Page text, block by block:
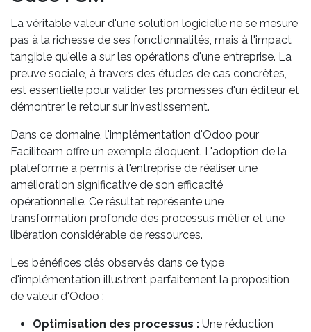
La véritable valeur d'une solution logicielle ne se mesure
pas à la richesse de ses fonctionnalités, mais à l'impact
tangible qu'elle a sur les opérations d'une entreprise. La
preuve sociale, à travers des études de cas concrètes,
est essentielle pour valider les promesses d'un éditeur et
démontrer le retour sur investissement.
Dans ce domaine, l'implémentation d'Odoo pour
Faciliteam offre un exemple éloquent. L'adoption de la
plateforme a permis à l'entreprise de réaliser une
amélioration significative de son efficacité
opérationnelle. Ce résultat représente une
transformation profonde des processus métier et une
libération considérable de ressources.
Les bénéfices clés observés dans ce type
d'implémentation illustrent parfaitement la proposition
de valeur d'Odoo :
Optimisation des processus : Une réduction